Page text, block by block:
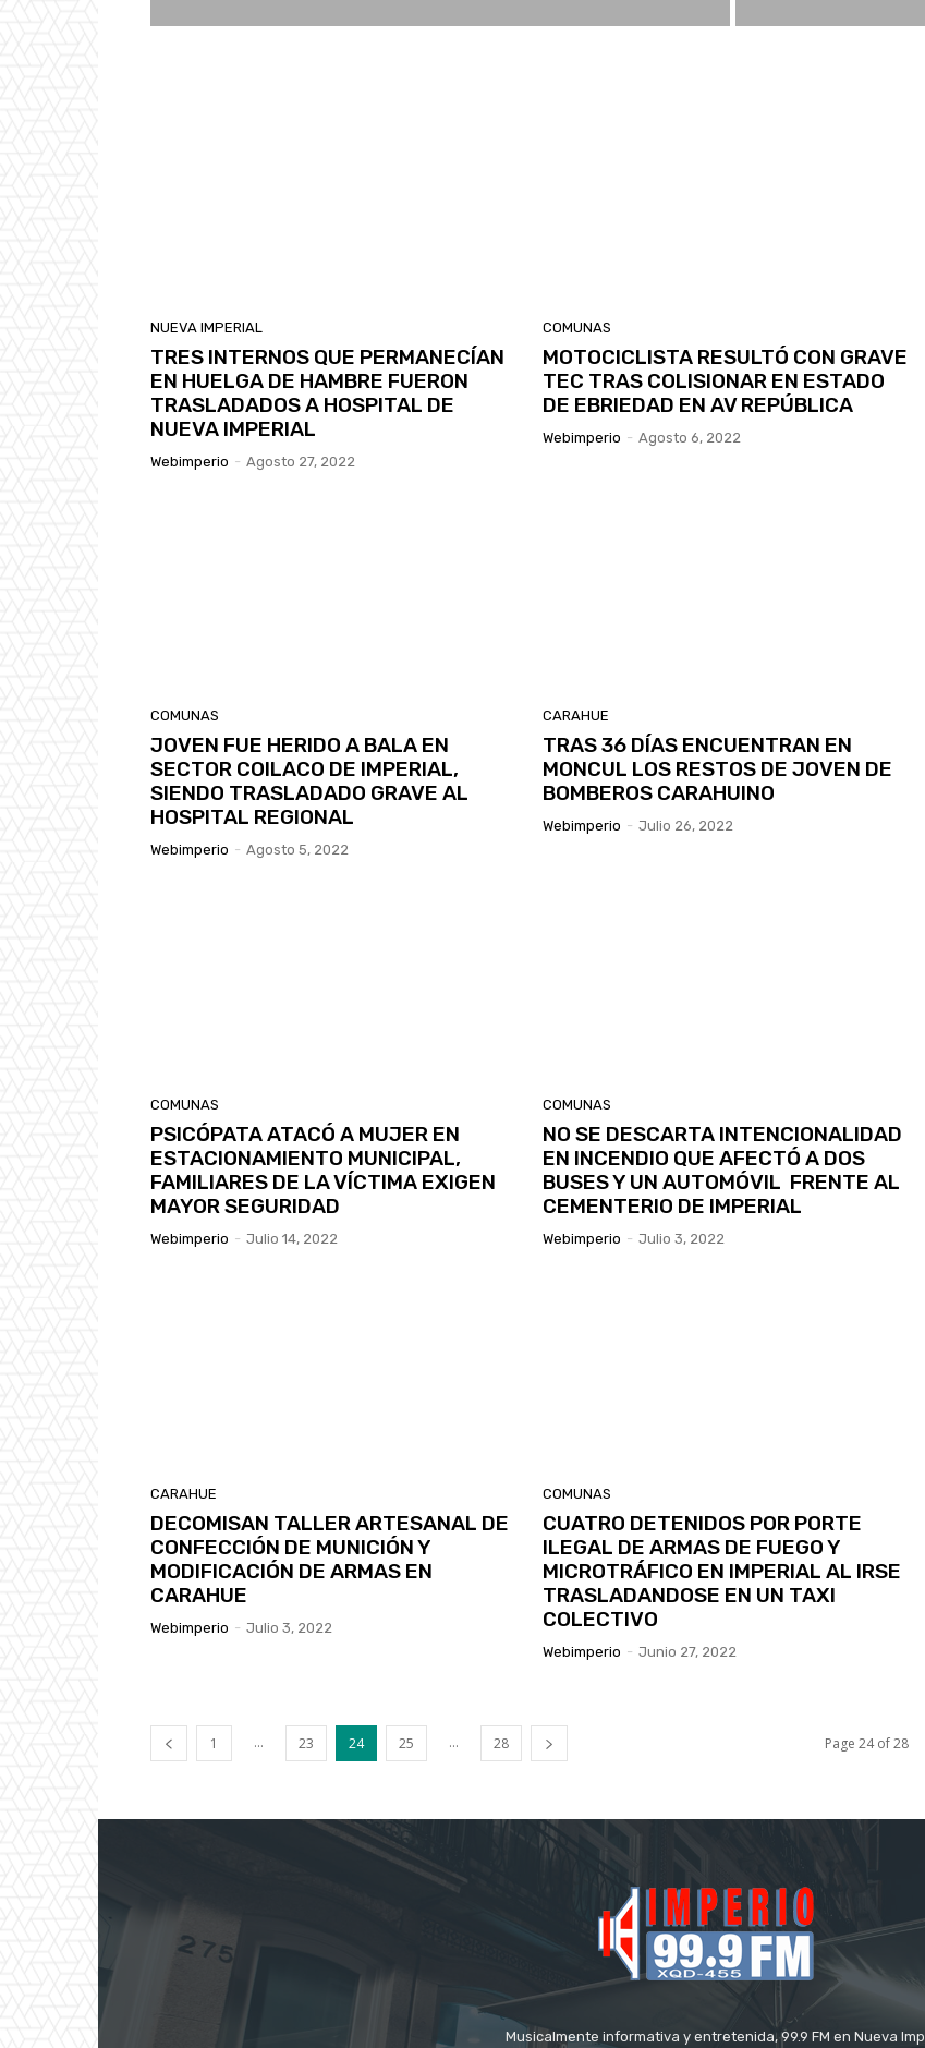
NUEVA IMPERIAL
TRES INTERNOS QUE PERMANECÍAN
EN HUELGA DE HAMBRE FUERON
TRASLADADOS A HOSPITAL DE
NUEVA IMPERIAL
Webimperio - Agosto 27, 2022
COMUNAS
MOTOCICLISTA RESULTÓ CON GRAVE
TEC TRAS COLISIONAR EN ESTADO
DE EBRIEDAD EN AV REPÚBLICA
Webimperio - Agosto 6, 2022
COMUNAS
JOVEN FUE HERIDO A BALA EN
SECTOR COILACO DE IMPERIAL,
SIENDO TRASLADADO GRAVE AL
HOSPITAL REGIONAL
Webimperio - Agosto 5, 2022
CARAHUE
TRAS 36 DÍAS ENCUENTRAN EN
MONCUL LOS RESTOS DE JOVEN DE
BOMBEROS CARAHUINO
Webimperio - Julio 26, 2022
COMUNAS
PSICÓPATA ATACÓ A MUJER EN
ESTACIONAMIENTO MUNICIPAL,
FAMILIARES DE LA VÍCTIMA EXIGEN
MAYOR SEGURIDAD
Webimperio - Julio 14, 2022
COMUNAS
NO SE DESCARTA INTENCIONALIDAD
EN INCENDIO QUE AFECTÓ A DOS
BUSES Y UN AUTOMÓVIL FRENTE AL
CEMENTERIO DE IMPERIAL
Webimperio - Julio 3, 2022
CARAHUE
DECOMISAN TALLER ARTESANAL DE
CONFECCIÓN DE MUNICIÓN Y
MODIFICACIÓN DE ARMAS EN
CARAHUE
Webimperio - Julio 3, 2022
COMUNAS
CUATRO DETENIDOS POR PORTE
ILEGAL DE ARMAS DE FUEGO Y
MICROTRÁFICO EN IMPERIAL AL IRSE
TRASLADANDOSE EN UN TAXI
COLECTIVO
Webimperio - Junio 27, 2022
1 ... 23 24 25 ... 28 Page 24 of 28
Musicalmente informativa y entretenida, 99.9 FM en Nueva